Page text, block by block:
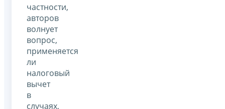
частности,
авторов
волнует
вопрос,
применяется
ли
налоговый
вычет
в
случаях,